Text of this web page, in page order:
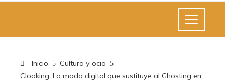
Inicio
Cultura y ocio
Cloaking: La moda digital que sustituye al Ghosting en